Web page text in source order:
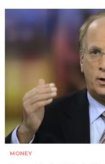
MONEY